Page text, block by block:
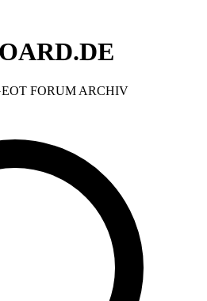
FORUM ARCHIV